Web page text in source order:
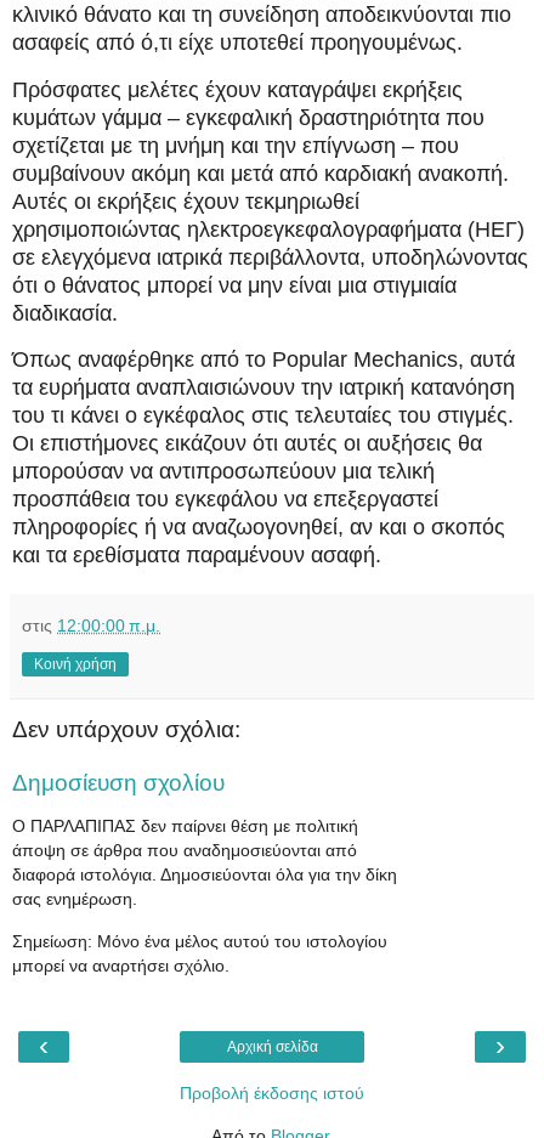
κλινικό θάνατο και τη συνείδηση αποδεικνύονται πιο
ασαφείς από ό,τι είχε υποτεθεί προηγουμένως.
Πρόσφατες μελέτες έχουν καταγράψει εκρήξεις
κυμάτων γάμμα – εγκεφαλική δραστηριότητα που
σχετίζεται με τη μνήμη και την επίγνωση – που
συμβαίνουν ακόμη και μετά από καρδιακή ανακοπή.
Αυτές οι εκρήξεις έχουν τεκμηριωθεί
χρησιμοποιώντας ηλεκτροεγκεφαλογραφήματα (ΗΕΓ)
σε ελεγχόμενα ιατρικά περιβάλλοντα, υποδηλώνοντας
ότι ο θάνατος μπορεί να μην είναι μια στιγμιαία
διαδικασία.
Όπως αναφέρθηκε από το Popular Mechanics, αυτά
τα ευρήματα αναπλαισιώνουν την ιατρική κατανόηση
του τι κάνει ο εγκέφαλος στις τελευταίες του στιγμές.
Οι επιστήμονες εικάζουν ότι αυτές οι αυξήσεις θα
μπορούσαν να αντιπροσωπεύουν μια τελική
προσπάθεια του εγκεφάλου να επεξεργαστεί
πληροφορίες ή να αναζωογονηθεί, αν και ο σκοπός
και τα ερεθίσματα παραμένουν ασαφή.
στις 12:00:00 π.μ.
Κοινή χρήση
Δεν υπάρχουν σχόλια:
Δημοσίευση σχολίου
Ο ΠΑΡΛΑΠΙΠΑΣ δεν παίρνει θέση με πολιτική
άποψη σε άρθρα που αναδημοσιεύονται από
διαφορά ιστολόγια. Δημοσιεύονται όλα για την δίκη
σας ενημέρωση.
Σημείωση: Μόνο ένα μέλος αυτού του ιστολογίου
μπορεί να αναρτήσει σχόλιο.
‹ ›
Αρχική σελίδα
Προβολή έκδοσης ιστού